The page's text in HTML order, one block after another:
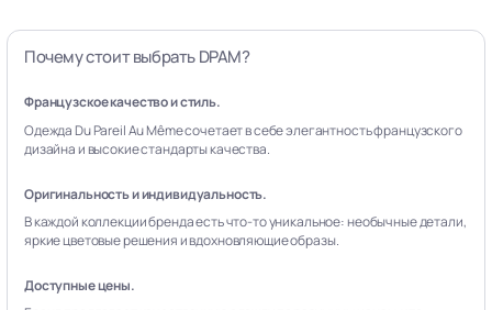
Почему стоит выбрать DPAM?
Французское качество и стиль.
Одежда Du Pareil Au Même сочетает в себе элегантность французского
дизайна и высокие стандарты качества.
Оригинальность и индивидуальность.
В каждой коллекции бренда есть что-то уникальное: необычные детали,
яркие цветовые решения и вдохновляющие образы.
Доступные цены.